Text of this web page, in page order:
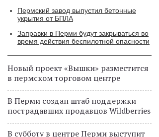
Пермский завод выпустил бетонные
укрытия от БПЛА
Заправки в Перми будут закрываться во
время действия беспилотной опасности
Новый проект «Вышки» разместится
в пермском торговом центре
В Перми создан штаб поддержки
пострадавших продавцов Wildberries
В субботу в центре Перми выступит